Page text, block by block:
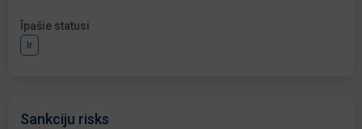
Īpašie statusi
Ir
Sankciju risks